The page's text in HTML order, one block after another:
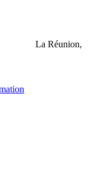
La Réunion,